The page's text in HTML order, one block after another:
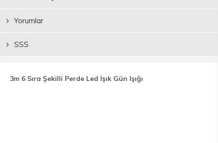
Yorumlar
SSS
3m 6 Sıra Şekilli Perde Led Işık Gün Işığı